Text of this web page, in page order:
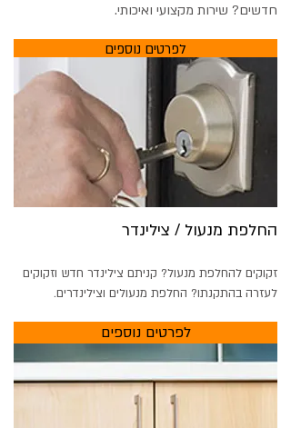
חדשים? שירות מקצועי ואיכותי.
לפרטים נוספים
החלפת מנעול / צילינדר
זקוקים להחלפת מנעול? קניתם צילינדר חדש וזקוקים
לעזרה בהתקנתו? החלפת מנעולים וצילינדרים.
לפרטים נוספים